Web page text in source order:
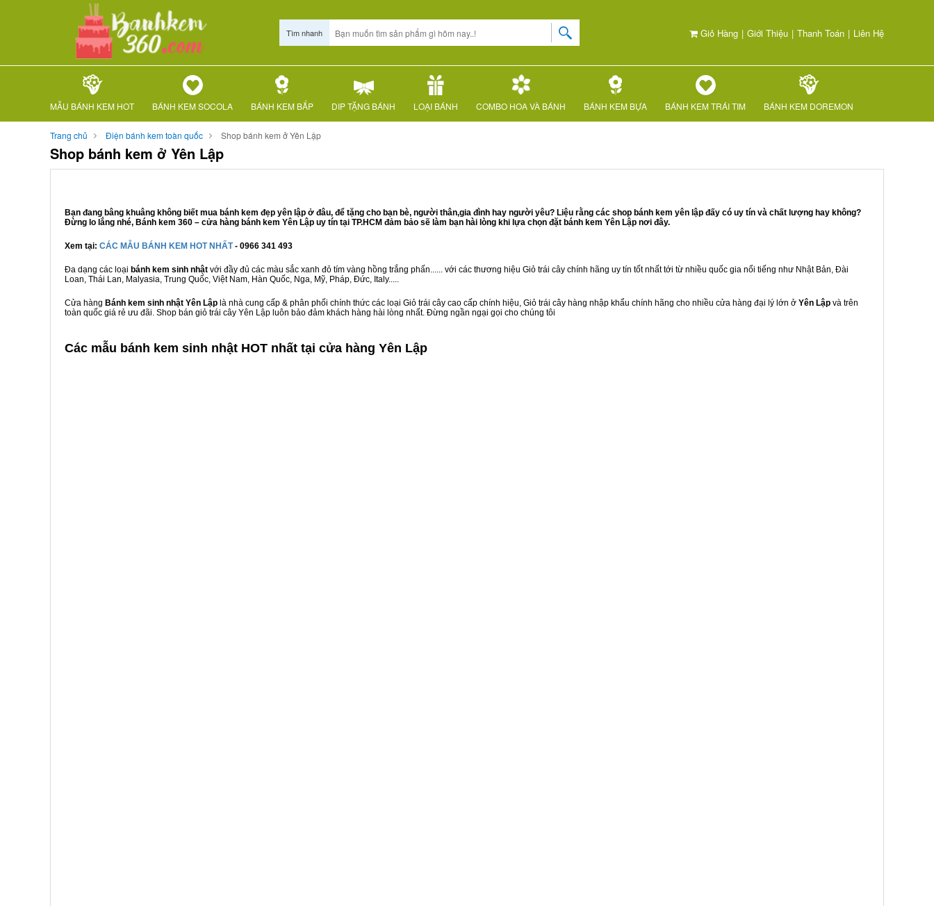
Giỏ Hàng | Giới Thiệu | Thanh Toán | Liên Hệ
Tìm nhanh
MẪU BÁNH KEM HOT BÁNH KEM SOCOLA BÁNH KEM BẮP DIP TẶNG BÁNH LOẠI BÁNH COMBO HOA VÀ BÁNH BÁNH KEM BỰA BÁNH KEM TRÁI TIM BÁNH KEM DOREMON
Trang chủ Điện bánh kem toàn quốc Shop bánh kem ở Yên Lập
Shop bánh kem ở Yên Lập
Bạn đang bâng khuâng không biết mua bánh kem đẹp yên lập ở đâu, để tặng cho bạn bè, người thân,gia đình hay người yêu? Liệu rằng các shop bánh kem yên lập đấy có uy tín và chất lượng hay không?
Đừng lo lắng nhé, Bánh kem 360 – cửa hàng bánh kem Yên Lập uy tín tại TP.HCM đảm bảo sẽ làm bạn hài lòng khi lựa chọn đặt bánh kem Yên Lập nơi đây.
Xem tại: CÁC MẪU BÁNH KEM HOT NHẤT- 0966 341 493
Đa dạng các loại bánh kem sinh nhật với đầy đủ các màu sắc xanh đỏ tím vàng hồng trắng phấn...... với các thương hiệu Giỏ trái cây chính hãng uy tín tốt nhất tới từ nhiều quốc gia nổi tiếng như Nhật Bản, Đài
Loan, Thái Lan, Malyasia, Trung Quốc, Việt Nam, Hàn Quốc, Nga, Mỹ, Pháp, Đức, Italy.....
Cửa hàng Bánh kem sinh nhật Yên Lập là nhà cung cấp & phân phối chính thức các loại Giỏ trái cây cao cấp chính hiệu, Giỏ trái cây hàng nhập khẩu chính hãng cho nhiều cửa hàng đại lý lớn ở Yên Lập và trên
toàn quốc giá rẻ ưu đãi. Shop bán giỏ trái cây Yên Lập luôn bảo đảm khách hàng hài lòng nhất. Đừng ngần ngại gọi cho chúng tôi
Các mẫu bánh kem sinh nhật HOT nhất tại cửa hàng Yên Lập